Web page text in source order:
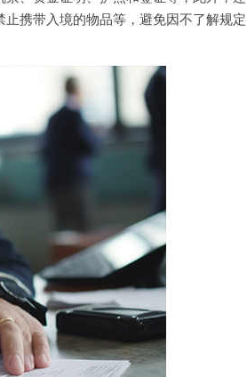
携带入境的物品等，避免因不了解规定